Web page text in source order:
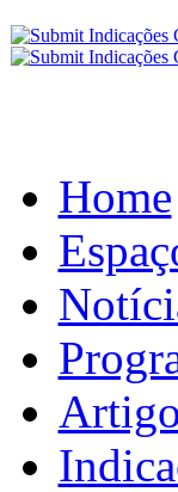
Home